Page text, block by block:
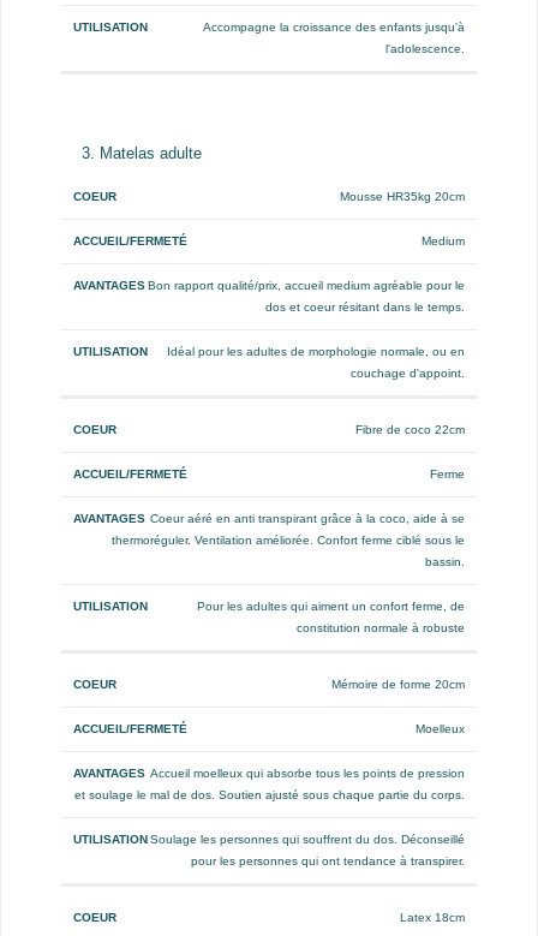
Accompagne la croissance des enfants jusqu'à
l'adolescence.
3. Matelas adulte
Coeur Avantages Utilisation
Mousse HR35kg 20cm
Medium
Bon rapport qualité/prix, accueil medium agréable pour le
dos et coeur résitant dans le temps.
Idéal pour les adultes de morphologie normale, ou en
couchage d'appoint.
Fibre de coco 22cm
Ferme
Coeur aéré en anti transpirant grâce à la coco, aide à se
thermoréguler. Ventilation améliorée. Confort ferme ciblé sous le
bassin.
Pour les adultes qui aiment un confort ferme, de
constitution normale à robuste
Mémoire de forme 20cm
Moelleux
Accueil moelleux qui absorbe tous les points de pression
et soulage le mal de dos. Soutien ajusté sous chaque partie du corps.
Soulage les personnes qui souffrent du dos. Déconseillé
pour les personnes qui ont tendance à transpirer.
Latex 18cm